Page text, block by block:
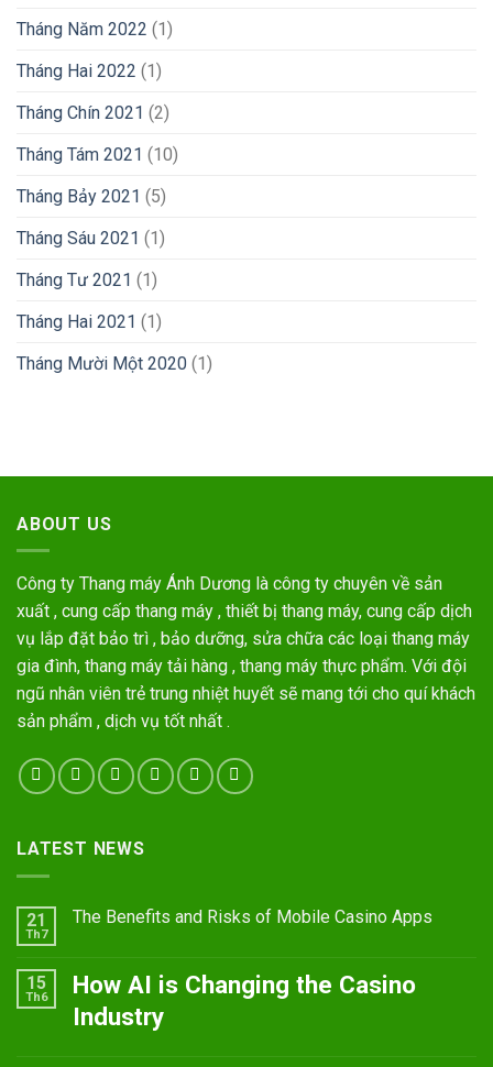
Tháng Năm 2022 (1)
Tháng Hai 2022 (1)
Tháng Chín 2021 (2)
Tháng Tám 2021 (10)
Tháng Bảy 2021 (5)
Tháng Sáu 2021 (1)
Tháng Tư 2021 (1)
Tháng Hai 2021 (1)
Tháng Mười Một 2020 (1)
ABOUT US
Công ty Thang máy Ánh Dương là công ty chuyên về sản
xuất , cung cấp thang máy , thiết bị thang máy, cung cấp dịch
vụ lắp đặt bảo trì , bảo dưỡng, sửa chữa các loại thang máy
gia đình, thang máy tải hàng , thang máy thực phẩm. Với đội
ngũ nhân viên trẻ trung nhiệt huyết sẽ mang tới cho quí khách
sản phẩm , dịch vụ tốt nhất .
LATEST NEWS
21
Th7
The Benefits and Risks of Mobile Casino Apps
15
Th6
How AI is Changing the Casino
Industry